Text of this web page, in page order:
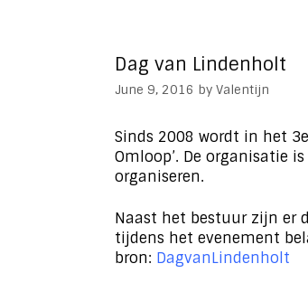
Dag van Lindenholt
June 9, 2016 by Valentijn
Sinds 2008 wordt in het
Omloop’. De organisatie
organiseren.
Naast het bestuur zijn er
tijdens het evenement
bron: DagvanLindenholt